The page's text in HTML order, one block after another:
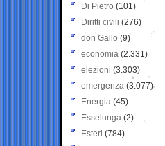
Di Pietro (101)
Diritti civili (276)
don Gallo (9)
economia (2.331)
elezioni (3.303)
emergenza (3.077)
Energia (45)
Esselunga (2)
Esteri (784)